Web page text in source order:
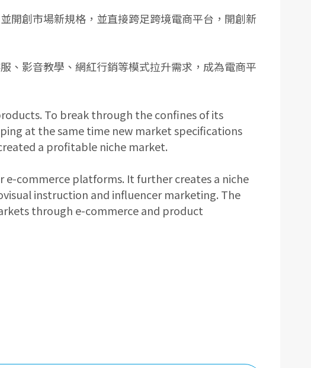
開創市場新規格，並直接跨足跨境電商平台，開創新
、影音教學、網紅行銷等模式拉升需求，成為電商平
To break through the confines of its
at the same time new market specifications
a profitable niche market.
e-commerce platforms. It further creates a niche
instruction and influencer marketing. The
through e-commerce and product